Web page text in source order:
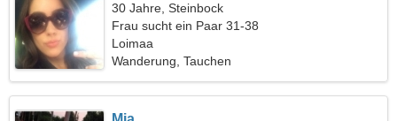
30 Jahre, Steinbock
Frau sucht ein Paar 31-38
Loimaa
Wanderung, Tauchen